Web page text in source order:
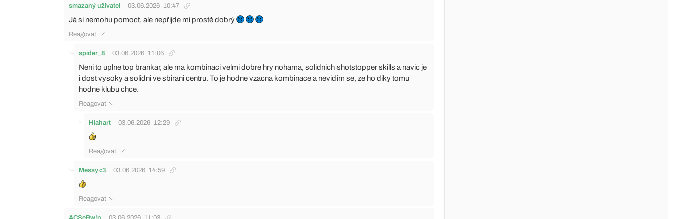
smazaný uživatel 03.06.2026 10:47
Já si nemohu pomoct, ale nepřijde mi prostě dobrý
Reagovat
spider_8 03.06.2026 11:06
Neni to uplne top brankar, ale ma kombinaci velmi dobre hry nohama, solidnich shotstopper skills a navic je
i dost vysoky a solidni ve sbirani centru. To je hodne vzacna kombinace a nevidim se, ze ho diky tomu
hodne klubu chce.
Reagovat
Hlahart 03.06.2026 12:29
Reagovat
Messy<3 03.06.2026 14:59
Reagovat